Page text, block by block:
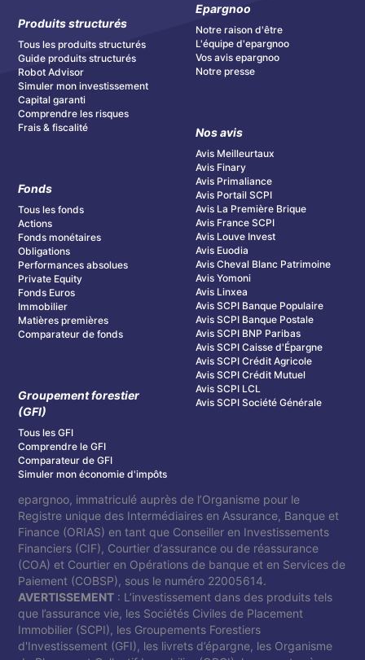
Produits structurés
Tous les produits structurés
Guide produits structurés
Robot Advisor
Simuler mon investissement
Capital garanti
Comprendre les risques
Frais & fiscalité
Fonds
Tous les fonds
Actions
Fonds monétaires
Obligations
Performances absolues
Private Equity
Fonds Euros
Immobilier
Matières premières
Comparateur de fonds
Groupement forestier
(GFI)
Tous les GFI
Comprendre le GFI
Comparateur de GFI
Simuler mon économie d'impôts
Epargnoo
Notre raison d'être
L'équipe d'epargnoo
Vos avis epargnoo
Notre presse
Nos avis
Avis Meilleurtaux
Avis Finary
Avis Primaliance
Avis Portail SCPI
Avis La Première Brique
Avis France SCPI
Avis Louve Invest
Avis Euodia
Avis Cheval Blanc Patrimoine
Avis Yomoni
Avis Linxea
Avis SCPI Banque Populaire
Avis SCPI Banque Postale
Avis SCPI BNP Paribas
Avis SCPI Caisse d'Épargne
Avis SCPI Crédit Agricole
Avis SCPI Crédit Mutuel
Avis SCPI LCL
Avis SCPI Société Générale
epargnoo, immatriculé auprès de l’Organisme pour le
Registre unique des Intermédiaires en Assurance, Banque et
Finance (ORIAS) en tant que Conseiller en Investissements
Financiers (CIF), Courtier d’assurance ou de réassurance
(COA) et Courtier en Opérations de banque et en Services de
Paiement (COBSP), sous le numéro 22005614.
AVERTISSEMENT : L’investissement dans des produits tels
que l’assurance vie, les Sociétés Civiles de Placement
Immobilier (SCPI), les Groupements Forestiers
d'Investissement (GFI), les livrets d’épargne, les Organisme